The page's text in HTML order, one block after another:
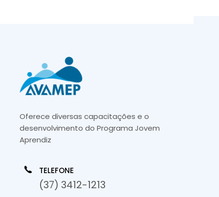
Oferece diversas capacitações e o
desenvolvimento do Programa Jovem
Aprendiz
TELEFONE
(37) 3412-1213